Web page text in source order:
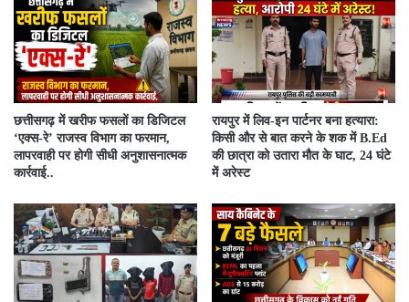
​छत्तीसगढ़ में खरीफ फसलों का डिजिटल
‘एक्स-रे’ राजस्व विभाग का फरमान,
लापरवाही पर होगी सीधी अनुशासनात्मक
कार्रवाई..
रायपुर में लिव-इन पार्टनर बना हत्यारा:
किसी और से बात करने के शक में B.Ed
की छात्रा को उतारा मौत के घाट, 24 घंटे
में अरेस्ट